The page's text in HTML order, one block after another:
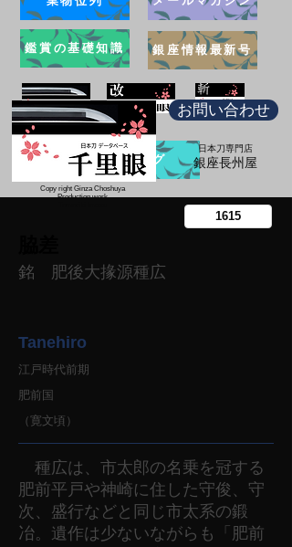
鑑賞の基礎知識 銀座情報最新号
ブログ
お問い合わせ
日本刀専門店
​銀座長州屋
Copy right Ginza Choshuya
Production work
銘 肥後大掾源種広
Tanehiro
江戸時代前期
肥前国
（寛文頃）
種広は、市太郎の名乗を冠する
肥前平戸や神崎に住した守俊、守
次、盛行などと同じ市太系の鍛
冶。遺作は少ないながらも「肥前